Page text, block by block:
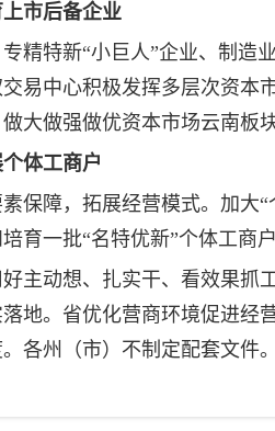
上市后备企业
精特新“小巨人”企业、制造
易中心积极发挥多层次资本
大做强做优资本市场云南板
个体工商户
保障，拓展经营模式。加大
育一批“名特优新”个体工商
主动想、扎实干、看效果抓
地。省优化营商环境促进经
各州（市）不制定配套文件